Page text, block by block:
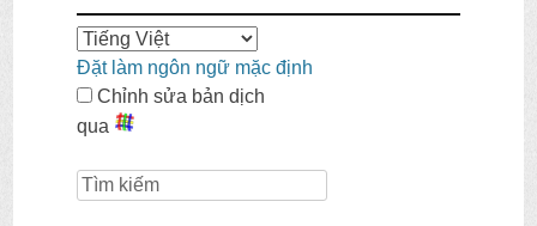
Đặt làm ngôn ngữ mặc định
Chỉnh sửa bản dịch
qua
Tìm